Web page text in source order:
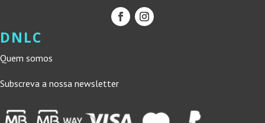
DNLC
Quem somos
Subscreva a nossa newsletter